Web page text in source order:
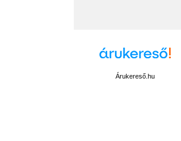
Árukereső.hu